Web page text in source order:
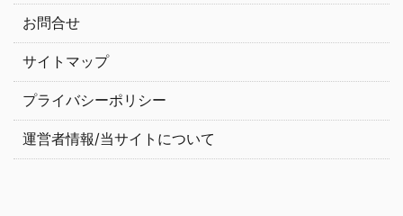
お問合せ
サイトマップ
プライバシーポリシー
運営者情報/当サイトについて